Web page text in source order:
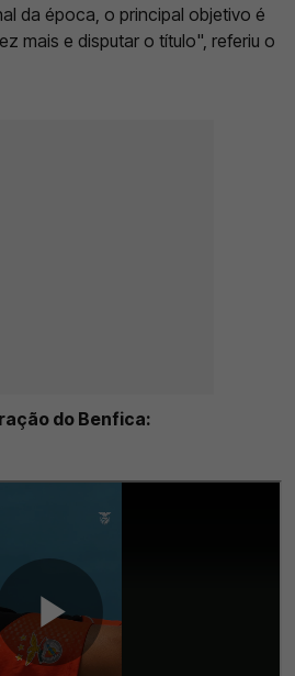
da época, o principal objetivo é
mais e disputar o título", referiu o
do Benfica: